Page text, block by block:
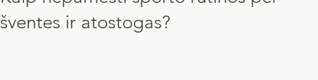
šventes ir atostogas?